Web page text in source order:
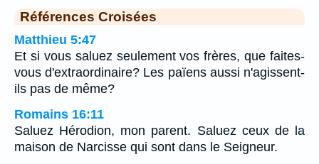
Références Croisées
Matthieu 5:47
Et si vous saluez seulement vos frères, que faites-
vous d'extraordinaire? Les païens aussi n'agissent-
ils pas de même?
Romains 16:11
Saluez Hérodion, mon parent. Saluez ceux de la
maison de Narcisse qui sont dans le Seigneur.